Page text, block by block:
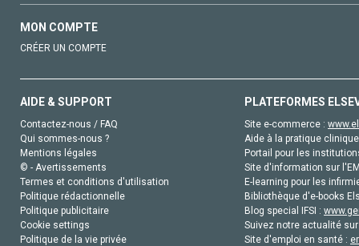
MON COMPTE
CRÉER UN COMPTE
AIDE & SUPPORT
Contactez-nous / FAQ
Qui sommes-nous ?
Mentions légales
© - Avertissements
Termes et conditions d'utilisation
Politique rédactionnelle
Politique publicitaire
Cookie settings
Politique de la vie privée
PLATEFORMES
Site e-commerce :
Aide à la pratique
Portail pour les
Site d'information sur
E-learning pour les
Bibliothèque d'e-books
Blog special IFSI :
Suivez notre actualité
Site d'emploi en santé :